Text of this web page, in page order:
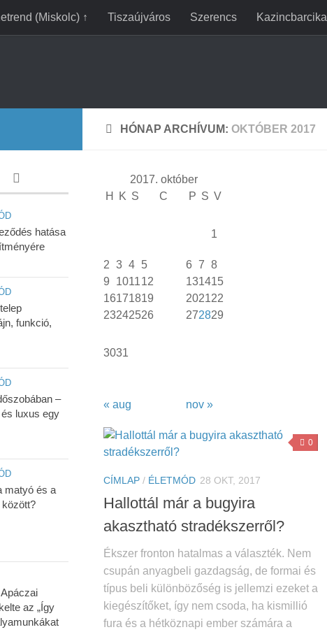
(Miskolc) ↑ Tiszaújváros Szerencs Kazincbarcika
HÓNAP ARCHÍVUM: OKTÓBER 2017
2017. október
H
K S C P S V
« aug nov »
1
2 3 4 5 6 7 8
9
101112 131415
16171819 202122
23242526 272829
3031
0
CÍMLAP / ÉLETMÓD 28 OKT, 2017
Hallottál már a bugyira
akasztható stradékszerről?
Ékszer fronton hatalmas a választék. Nem
csupán anyagbeli gazdagság, de formai és
típus beli különbözőség is jellemzi ezeket a
kiegészítőket, így nem csoda, ha kismillió
fura és a hétköznapi ember számára a
hatása
funkció,
–
luxus egy
matyó és a
az „Így